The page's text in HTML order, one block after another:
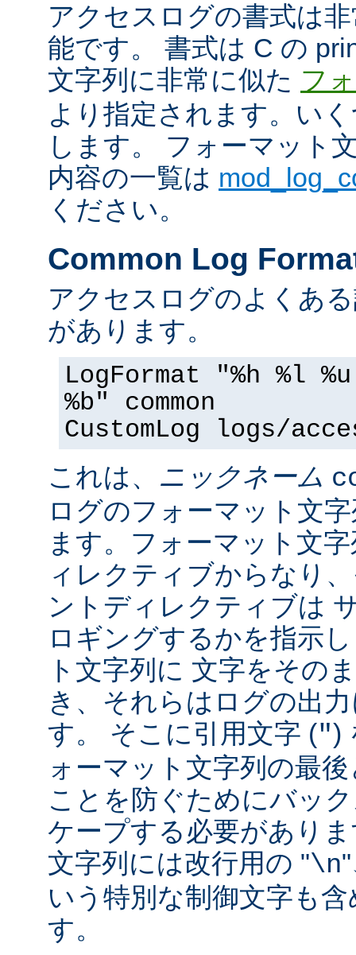
アクセスログの書式は
能です。 書式は C の
文字列に非常に似た フ
より指定されます。い
します。 フォーマット
内容の一覧は
ください。
Common Log
アクセスログのよくあ
があります。
LogFormat "%h %l
%b" common
CustomLog logs/
これは、 ニックネーム
ログのフォーマット文
ます。フォーマット文
ィレクティブからなり
ントディレクティブは
ロギングするかを指示
ト文字列に 文字をその
き、それらはログの出
す。 そこに引用文字 (")
ォーマット文字列の最
ことを防ぐためにバッ
ケープする必要があり
文字列には改行用の "\n
いう特別な制御文字も
す。